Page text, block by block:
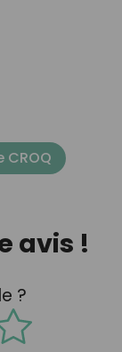
avis !
?